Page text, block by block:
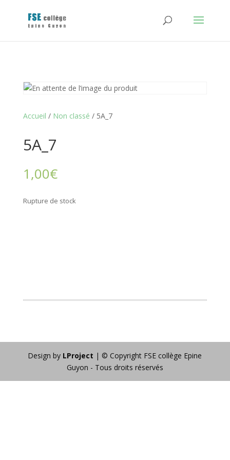
Accueil / Non classé / 5A_7
5A_7
1,00€
Rupture de stock
Design by LProject | © Copyright FSE collège Epine
Guyon - Tous droits réservés